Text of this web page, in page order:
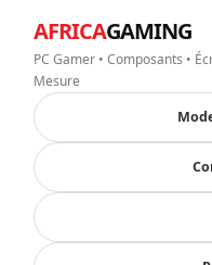
AFRICAGAMING
PC Gamer • Composants •
Mesure